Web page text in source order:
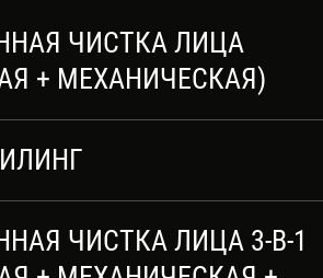
ЧИСТКА ЛИЦА
+ МЕХАНИЧЕСКАЯ)
ЧИСТКА ЛИЦА 3-В-1